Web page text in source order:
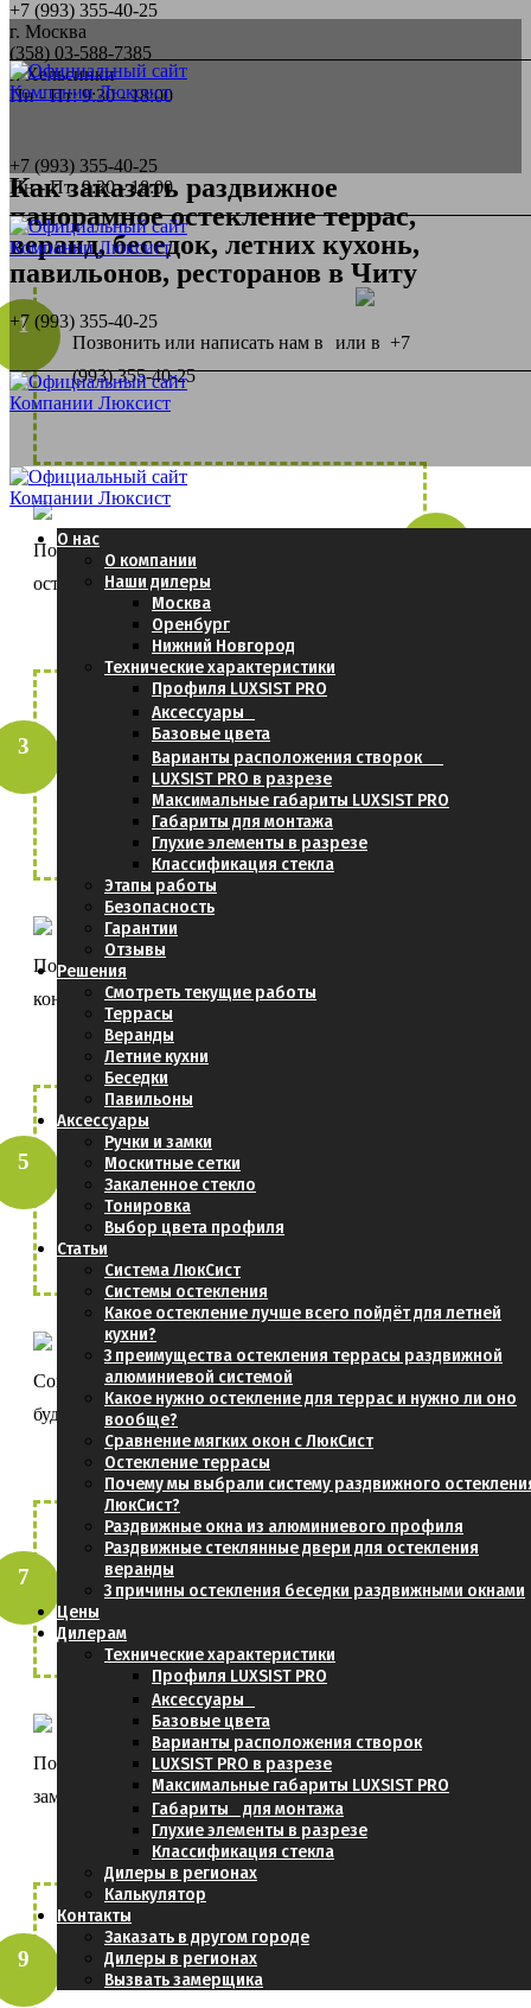
+7 (993) 355-40-25
г. Москва
(358) 03-588-7385
г. Хельсинки
Пн - Пт: 9:30 - 18:00
+7 (993) 355-40-25
Пн - Пт: 9:30 - 18:00
+7 (993) 355-40-25
О нас
О компании
Наши дилеры
Москва
Оренбург
Нижний Новгород
Технические характеристики
Профиля LUXSIST PRO
Аксессуары
Базовые цвета
Варианты расположения створок
LUXSIST PRO в разрезе
Максимальные габариты LUXSIST PRO
Габариты для монтажа
Глухие элементы в разрезе
Классификация стекла
Этапы работы
Безопасность
Гарантии
Отзывы
Решения
Смотреть текущие работы
Террасы
Веранды
Летние кухни
Беседки
Павильоны
Аксессуары
Ручки и замки
Москитные сетки
Закаленное стекло
Тонировка
Выбор цвета профиля
Статьи
Система ЛюкСист
Системы остекления
Какое остекление лучше всего пойдёт для летней
кухни?
3 преимущества остекления террасы раздвижной
алюминиевой системой
Какое нужно остекление для террас и нужно ли оно
вообще?
Сравнение мягких окон с ЛюкСист
Остекление террасы
Почему мы выбрали систему раздвижного
ЛюкСист?
Раздвижные окна из алюминиевого профиля
Раздвижные стеклянные двери для остекления
веранды
3 причины остекления беседки раздвижными окнами
Цены
Дилерам
Технические характеристики
Профиля LUXSIST PRO
Аксессуары
Базовые цвета
Варианты расположения створок
LUXSIST PRO в разрезе
Максимальные габариты LUXSIST PRO
Габариты для монтажа
Глухие элементы в разрезе
Классификация стекла
Дилеры в регионах
Калькулятор
Контакты
Заказать в другом городе
Дилеры в регионах
Вызвать замерщика
Как заказать раздвижное
панорамное остекление террас,
веранд, беседок, летних кухонь,
павильонов, ресторанов в Читу
Позвонить или написать нам в или в +7
(993) 355-40-25
Получить от нас консультацию по
остеклению
Прислать фотографии и
размеры Вашей террасы. Отправить их
здесь
Получить расчёт стоимости проекта и
конструкций
Для продвинутых, получить
стоимость профиля и комплектующих (без
стекла)
Согласовать чертежи и проект Вашей
будущей террасы
Определиться с доставкой:
- Через Транспортную Компанию (ТК)
- Самовывоз из Москвы
Получить консультацию и заполнить
замерный лист
Получить итоговую стоимость проекта